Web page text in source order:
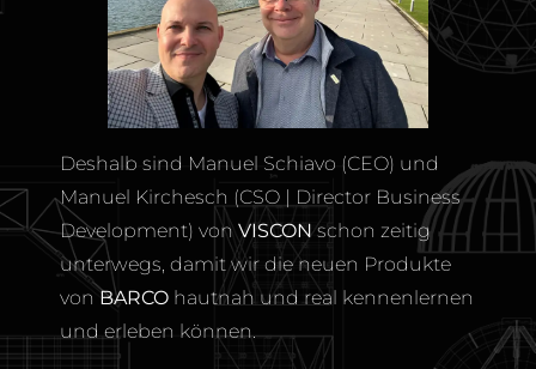
Deshalb sind Manuel Schiavo (CEO) und
Manuel Kirchesch (CSO | Director Business
Development) von VISCONschon zeitig
unterwegs, damit wir die neuen Produkte
von BARCO hautnah und real kennenlernen
und erleben können.